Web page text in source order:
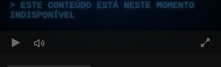
ESTE CONTEÚDO ESTÁ NESTE MOMENTO
INDISPONÍVEL